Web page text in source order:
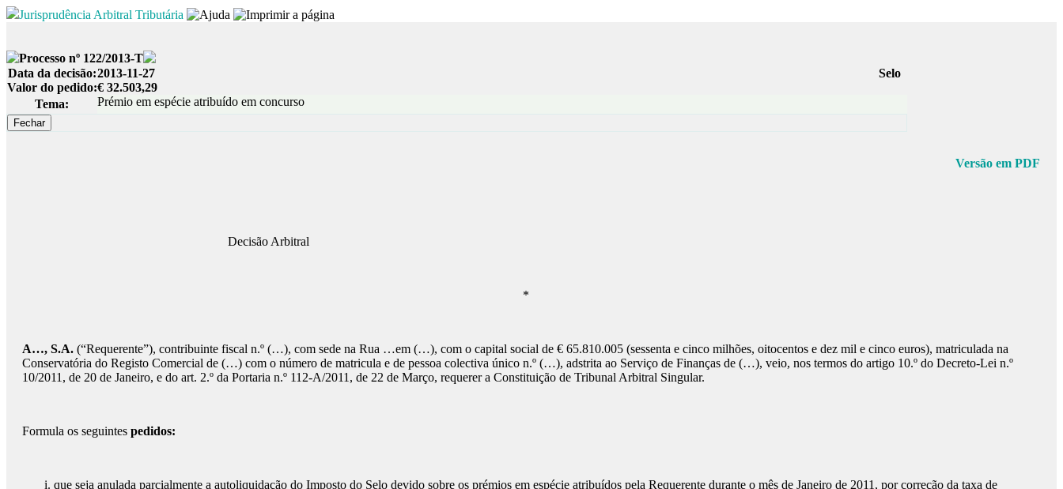
Jurisprudência Arbitral Tributária
Processo nº 122/2013-T
Data da decisão:2013-11-27
Selo
Valor do pedido:€ 32.503,29
Tema:
Prémio em espécie atribuído em concurso
Versão em PDF
Decisão Arbitral
*
A…, S.A. (“Requerente”), contribuinte fiscal n.º (…), com sede na Rua …em (…), com o capital social de € 65.810.005 (sessenta e cinco milhões, oitocentos e dez mil e cinco euros), matriculada na
Conservatória do Registo Comercial de (…) com o número de matricula e de pessoa colectiva único n.º (…), adstrita ao Serviço de Finanças de (…), veio, nos termos do artigo 10.º do Decreto-Lei n.º
10/2011, de 20 de Janeiro, e do art. 2.º da Portaria n.º 112-A/2011, de 22 de Março, requerer a Constituição de Tribunal Arbitral Singular.
Formula os seguintes pedidos:
que seja anulada parcialmente a autoliquidação do Imposto do Selo devido sobre os prémios em espécie atribuídos pela Requerente durante o mês de Janeiro de 2011, por correção da taxa de